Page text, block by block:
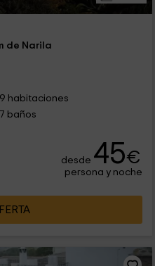
de Narila
9 habitaciones
7 baños
desde 45€
persona y noche